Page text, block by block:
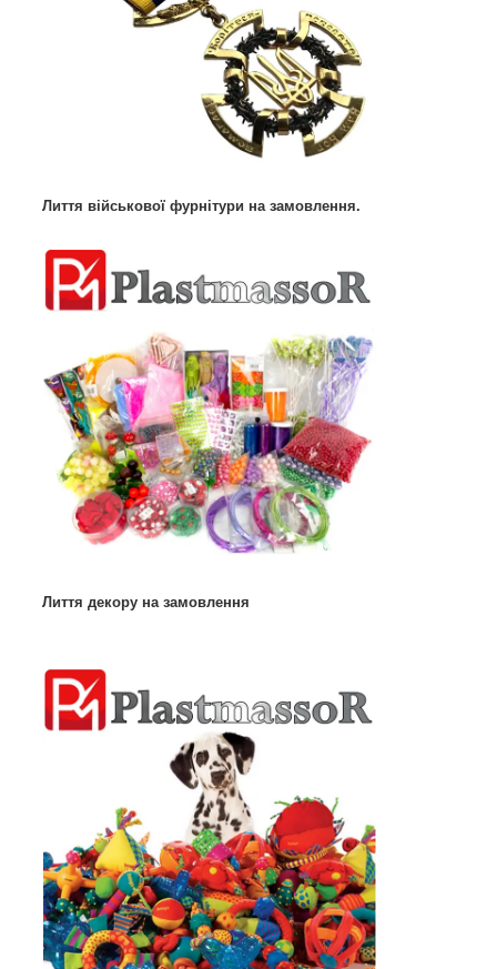
Лиття військової фурнітури на замовлення.
Лиття декору на замовлення